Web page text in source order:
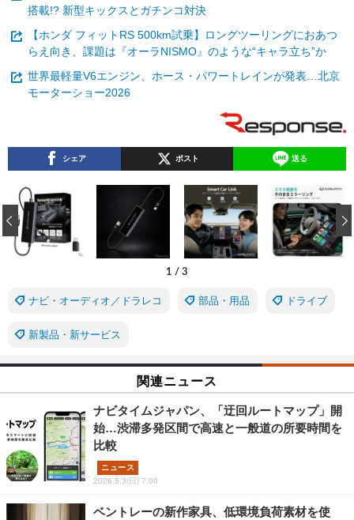
搭載!? 新型キックスとガチンコ対決
【ホンダ フィットRS 500km試乗】ロングツーリングにおあつ
らえ向き、課題は『オーラNISMO』のような“キャラ立ち”か
世界最軽量V6エンジン、ホース・パワートレインが発表…北京
モーターショー2026
シェア ポスト 送る
1 / 3
‹
ナビ・オーディオ／ドラレコ 部品・用品 ドライブ
新製品・新サービス
関連ニュース
ナビタイムジャパン、「迂回ルートマップ」開
始…渋滞多発区間で高速と一般道の所要時間を
比較
ニュース
2026.5.3(日) 7:00
ベントレーの新作家具、低環境負荷素材を使